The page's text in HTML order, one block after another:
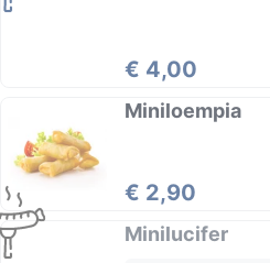
€ 4,00
Miniloempia
€ 2,90
Minilucifer